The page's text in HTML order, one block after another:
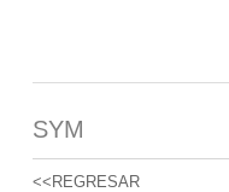
SYM
<<REGRESAR